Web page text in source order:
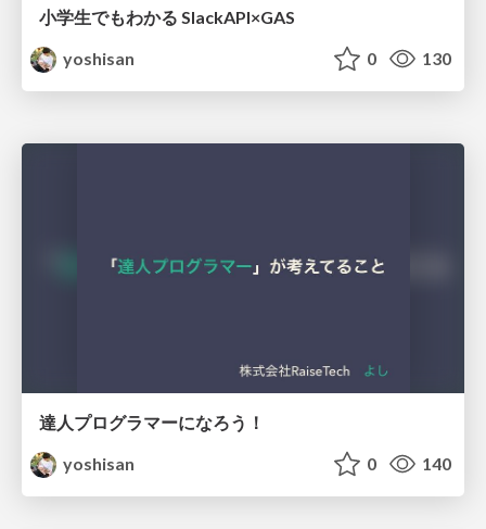
小学生でもわかる SlackAPI×GAS
yoshisan
0 130
達人プログラマーになろう！
yoshisan
0 140